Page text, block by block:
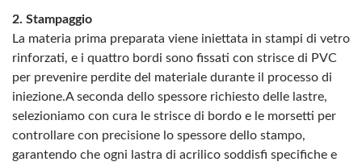
2. Stampaggio
La materia prima preparata viene iniettata in stampi di vetro
rinforzati, e i quattro bordi sono fissati con strisce di PVC
per prevenire perdite del materiale durante il processo di
iniezione.A seconda dello spessore richiesto delle lastre,
selezioniamo con cura le strisce di bordo e le morsetti per
controllare con precisione lo spessore dello stampo,
garantendo che ogni lastra di acrilico soddisfi specifiche e